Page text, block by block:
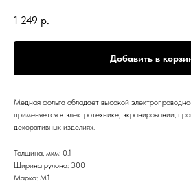
1 249 р.
Добавить в
Медная фольга обладает высокой
применяется в электротехнике, экранировании,
декоративных изделиях.
Толщина, мкм: 0.1
Ширина рулона: 300
Марка: М1